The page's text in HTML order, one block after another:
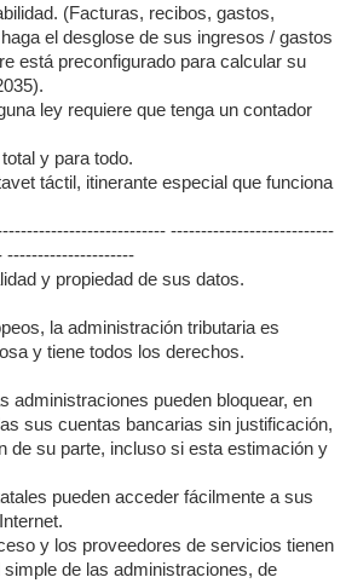
(Facturas, recibos, gastos,
el desglose de sus ingresos / gastos
está preconfigurado para calcular su
ley requiere que tenga un contador
y para todo.
táctil, itinerante especial que funciona
---------------------------
---------------------
y propiedad de sus datos.
la administración tributaria es
y tiene todos los derechos.
administraciones pueden bloquear, en
sus cuentas bancarias sin justificación,
de su parte, incluso si esta estimación y
pueden acceder fácilmente a sus
y los proveedores de servicios tienen
de las administraciones, de